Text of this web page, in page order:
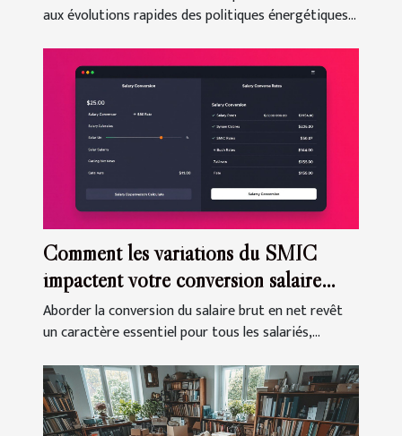
aux évolutions rapides des politiques énergétiques...
Comment les variations du SMIC
impactent votre conversion salaire
brut en net ?
Aborder la conversion du salaire brut en net revêt
un caractère essentiel pour tous les salariés,...